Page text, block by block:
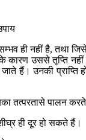
ही नहीं है, तथा
कारण उससे तृप्ति
हैं। उनकी प्राप्ति
तत्परतासे पालन
ही दूर हो सकते हैं।